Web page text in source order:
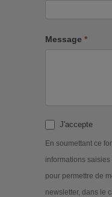
Message *
J'accepte
En soumettant ce
informations
pour permettre de
newsletter, dans le